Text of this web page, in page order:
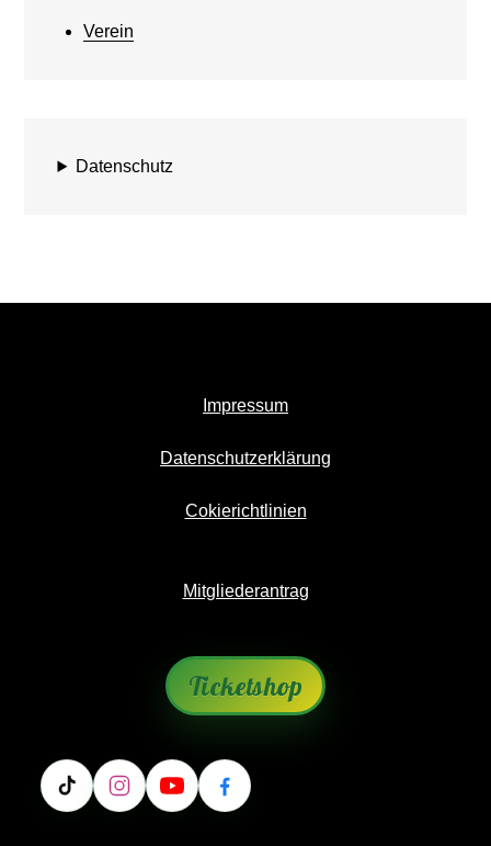
Verein
Datenschutz
Impressum
Datenschutzerklärung
Cokierichtlinien
Mitgliederantrag
Ticketshop